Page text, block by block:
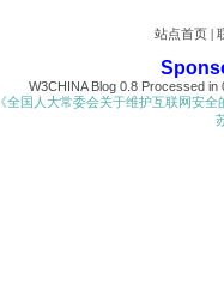
站点首页 |
W3CHINA Blog 0.8 Processed
《全国人大常委会关于维护互联网安全